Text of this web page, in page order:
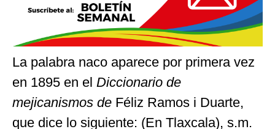
La palabra naco aparece por primera vez
en 1895 en el Diccionario de
mejicanismos de Féliz Ramos i Duarte,
que dice lo siguiente: (En Tlaxcala), s.m.